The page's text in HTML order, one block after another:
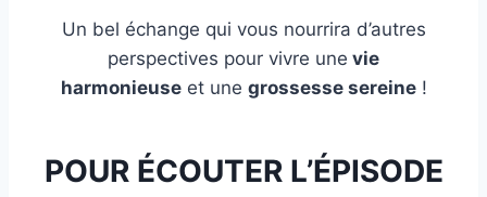
Un bel échange qui vous nourrira d’autres
perspectives pour vivre une vie
harmonieuseet une grossesse sereine!
POUR ÉCOUTER L’ÉPISODE